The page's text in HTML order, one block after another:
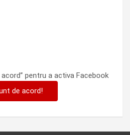
pentru a activa Facebook
de acord!